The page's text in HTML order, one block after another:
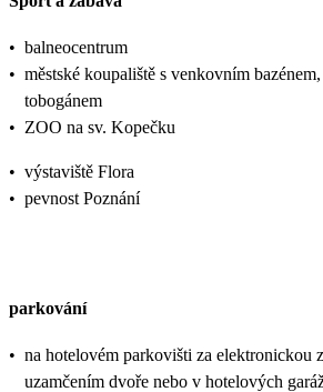
• balneocentrum
• městské koupaliště s venkovním
tobogánem
• ZOO na sv. Kopečku
• výstaviště Flora
• pevnost Poznání
parkování
• na hotelovém parkovišti za elektronickou
uzamčením dvoře nebo v hotelových